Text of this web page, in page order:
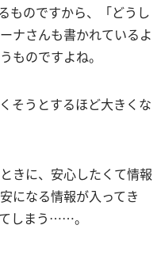
ものですから、「どうし
ナさんも書かれているよ
ものですよね。
そうとするほど大きくな
きに、安心したくて情報
になる情報が入ってき
しまう……。